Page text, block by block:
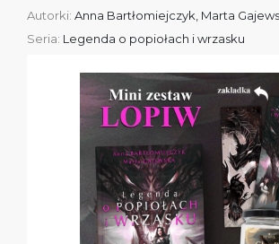
Autorki: Anna Bartłomiejczyk Marta
Seria: Legenda o popiołach i wrzasku